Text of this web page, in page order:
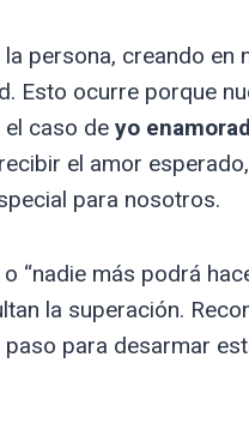
persona, creando en
Esto ocurre porque
caso de yo
el amor
para nosotros.
“nadie más podrá
la superación.
para desarmar